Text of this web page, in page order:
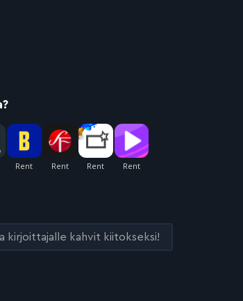
kirjoittajalle kahvit kiitokseksi!